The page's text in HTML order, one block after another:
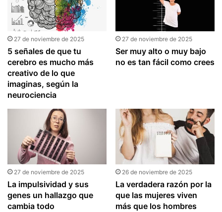
27 de noviembre de 2025
5 señales de que tu
cerebro es mucho más
creativo de lo que
imaginas, según la
neurociencia
27 de noviembre de 2025
Ser muy alto o muy bajo
no es tan fácil como crees
27 de noviembre de 2025
La impulsividad y sus
genes un hallazgo que
cambia todo
26 de noviembre de 2025
La verdadera razón por la
que las mujeres viven
más que los hombres